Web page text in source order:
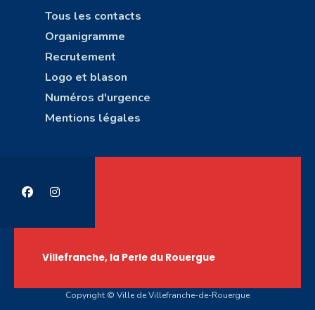
Tous les contacts
Organigramme
Recrutement
Logo et blason
Numéros d'urgence
Mentions légales
Villefranche, la Perle du Rouergue
Copyright © Ville de Villefranche-de-Rouergue